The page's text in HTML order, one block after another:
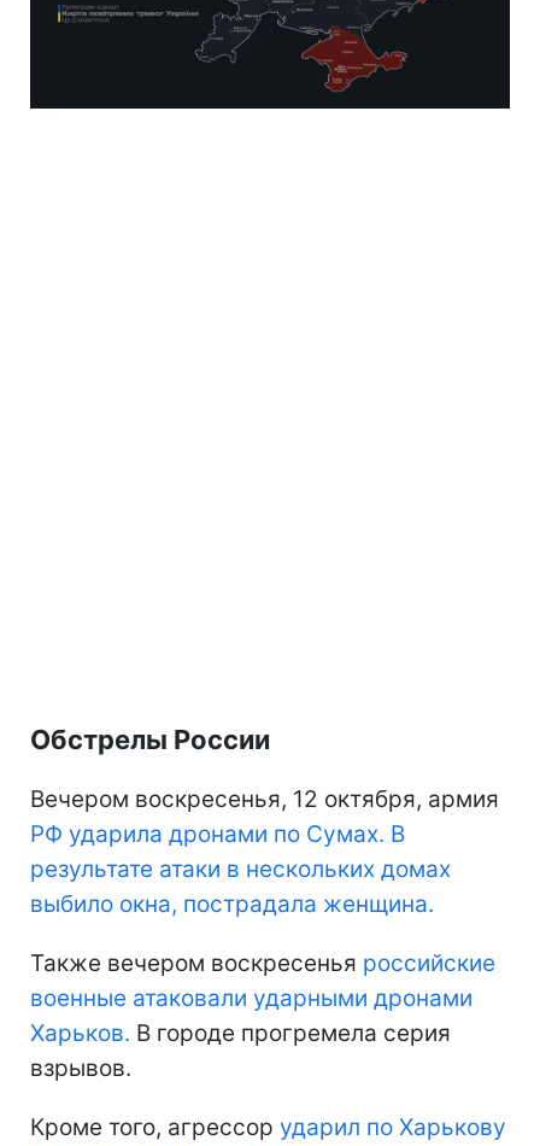
Обстрелы России
Вечером воскресенья, 12 октября, армия
РФ ударила дронами по Сумах. В
результате атаки в нескольких домах
выбило окна, пострадала женщина.
Также вечером воскресенья российские
военные атаковали ударными дронами
Харьков. В городе прогремела серия
взрывов.
Кроме того, агрессор ударил по Харькову